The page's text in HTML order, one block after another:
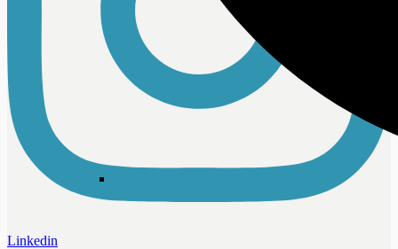
Linkedin